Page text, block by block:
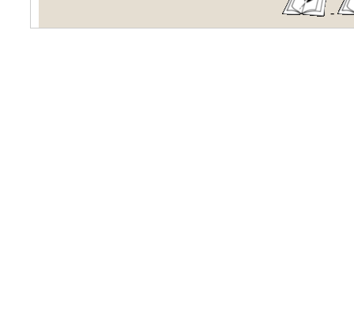
-